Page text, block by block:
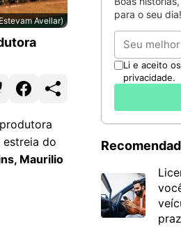
Avellar)
estreia do
Maurilio
para o seu dia!
Email
Li e aceito
privacidade.